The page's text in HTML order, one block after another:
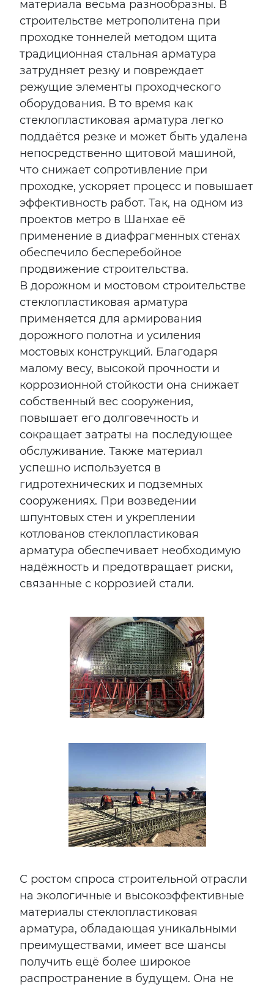
материала весьма разнообразны. В
строительстве метрополитена при
проходке тоннелей методом щита
традиционная стальная арматура
затрудняет резку и повреждает
режущие элементы проходческого
оборудования. В то время как
стеклопластиковая арматура легко
поддаётся резке и может быть удалена
непосредственно щитовой машиной,
что снижает сопротивление при
проходке, ускоряет процесс и повышает
эффективность работ. Так, на одном из
проектов метро в Шанхае её
применение в диафрагменных стенах
обеспечило бесперебойное
продвижение строительства.
В дорожном и мостовом строительстве
стеклопластиковая арматура
применяется для армирования
дорожного полотна и усиления
мостовых конструкций. Благодаря
малому весу, высокой прочности и
коррозионной стойкости она снижает
собственный вес сооружения,
повышает его долговечность и
сокращает затраты на последующее
обслуживание. Также материал
успешно используется в
гидротехнических и подземных
сооружениях. При возведении
шпунтовых стен и укреплении
котлованов стеклопластиковая
арматура обеспечивает необходимую
надёжность и предотвращает риски,
связанные с коррозией стали.
С ростом спроса строительной отрасли
на экологичные и высокоэффективные
материалы стеклопластиковая
арматура, обладающая уникальными
преимуществами, имеет все шансы
получить ещё более широкое
распространение в будущем. Она не